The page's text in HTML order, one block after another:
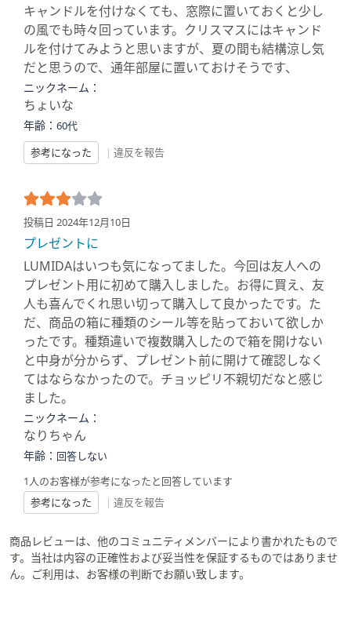
キャンドルを付けなくても、窓際に置いておくと少し
の風でも時々回っています。クリスマスにはキャンド
ルを付けてみようと思いますが、夏の間も結構涼し気
だと思うので、通年部屋に置いておけそうです、
ニックネーム：
ちょいな
年齢： 60代
参考になった
| 違反を報告
投稿日 2024年12月10日
プレゼントに
LUMIDAはいつも気になってました。今回は友人への
プレゼント用に初めて購入しました。お得に買え、友
人も喜んでくれ思い切って購入して良かったです。た
だ、商品の箱に種類のシール等を貼っておいて欲しか
ったです。種類違いで複数購入したので箱を開けない
と中身が分からず、プレゼント前に開けて確認しなく
てはならなかったので。チョッピリ不親切だなと感じ
ました。
ニックネーム：
なりちゃん
年齢： 回答しない
1人のお客様が参考になったと回答しています
参考になった
| 違反を報告
商品レビューは、他のコミュニティメンバーにより書かれたもので
す。当社は内容の正確性および妥当性を保証するものではありませ
ん。ご利用は、お客様の判断でお願い致します。